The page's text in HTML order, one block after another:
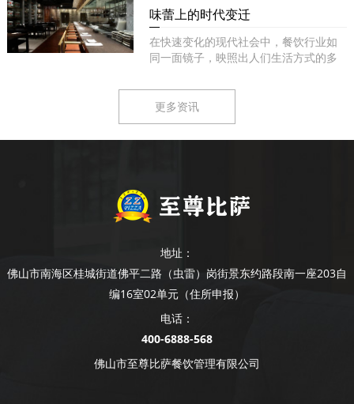
味蕾上的时代变迁
在快速变化的现代社会中，餐饮行业如
同一面镜子，映照出人们生活方式的多
更多资讯
地址：
佛山市南海区桂城街道佛平二路（虫雷）岗街景东约路段南一座203自
编16室02单元（住所申报）
电话：
400-6888-568
佛山市至尊比萨餐饮管理有限公司